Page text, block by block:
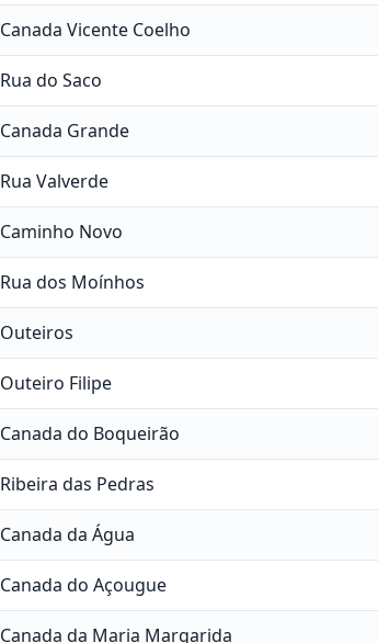
Canada Vicente Coelho
Rua do Saco
Canada Grande
Rua Valverde
Caminho Novo
Rua dos Moínhos
Outeiros
Outeiro Filipe
Canada do Boqueirão
Ribeira das Pedras
Canada da Água
Canada do Açougue
Canada da Maria Margarida